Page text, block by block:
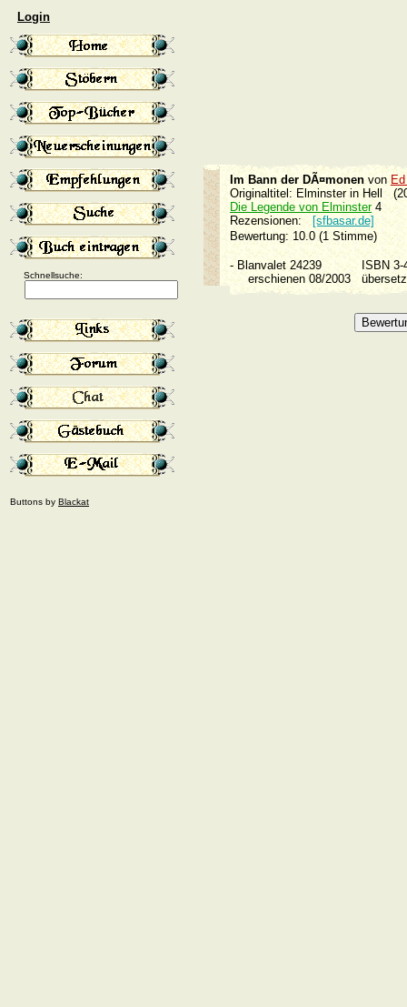
Login
Schnellsuche:
Buttons by Blackat
Im Bann der DÃ¤monenvon
Originaltitel: Elminster in Hell
Die Legende von Elminster4
Rezensionen:[sfbasar.de]
Bewertung: 10.0 (1 Stimme)
- Blanvalet 24239
ISBN
erschienen 08/2003